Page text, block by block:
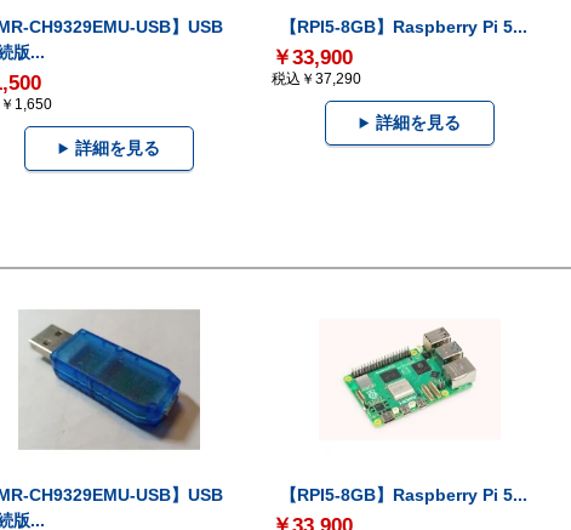
MR-CH9329EMU-USB】USB
版...
1,650
詳細を見る
【RPI5-8GB】Raspberry Pi 5...
￥33,900
税込￥37,290
詳細を見る
MR-CH9329EMU-USB】USB
版...
【RPI5-8GB】Raspberry Pi 5...
￥33,900